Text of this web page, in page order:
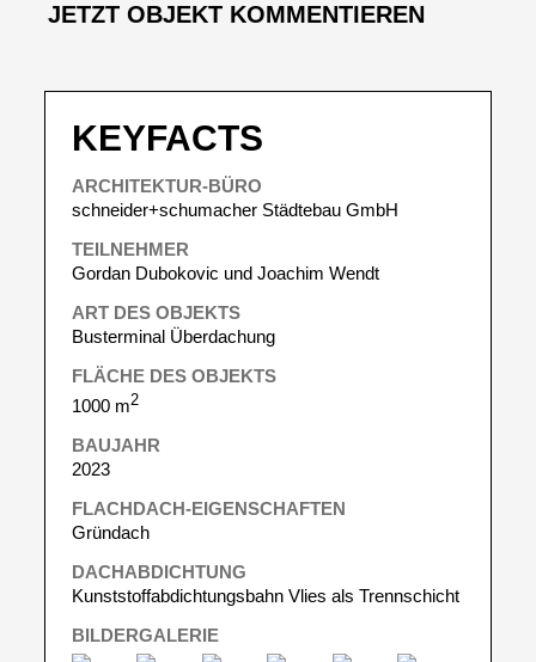
JETZT OBJEKT KOMMENTIEREN
KEYFACTS
ARCHITEKTUR-BÜRO
schneider+schumacher Städtebau GmbH
TEILNEHMER
Gordan Dubokovic und Joachim Wendt
ART DES OBJEKTS
Busterminal Überdachung
FLÄCHE DES OBJEKTS
1000 m2
BAUJAHR
2023
FLACHDACH-EIGENSCHAFTEN
Gründach
DACHABDICHTUNG
Kunststoffabdichtungsbahn Vlies als Trennschicht
BILDERGALERIE